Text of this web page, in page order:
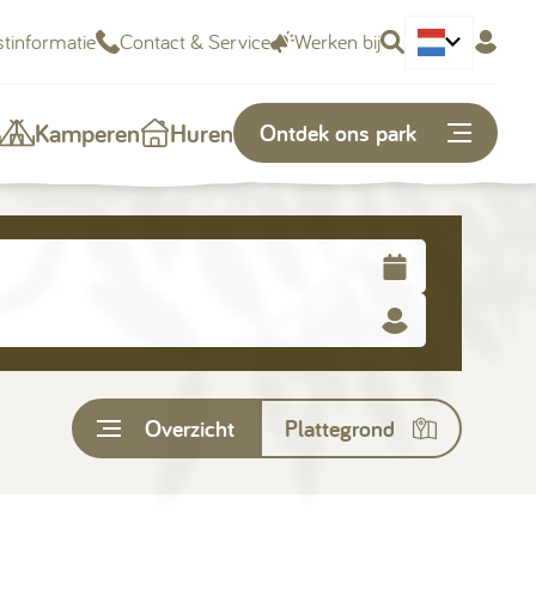
Contact & Service Werken bij Deutsch
Kamperen Huren Ontdek ons park
Vacatures
Overzicht Plattegrond